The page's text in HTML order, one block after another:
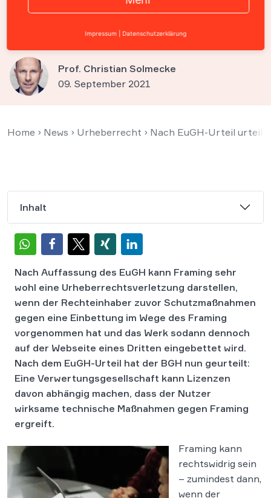
können Schutz vor Framing
einfordern
Prof. Christian Solmecke
09. September 2021
Home › News › Urheberrecht › Nach EuGH-Urteil
Inhalt
Nach Auffassung des EuGH kann Framing sehr
wohl eine Urheberrechtsverletzung darstellen,
wenn der Rechteinhaber zuvor Schutzmaßnahmen
gegen eine Einbettung im Wege des Framing
vorgenommen hat und das Werk sodann dennoch
auf der Webseite eines Dritten eingebettet wird.
Nach dem EuGH-Urteil hat der BGH nun geurteilt:
Eine Verwertungsgesellschaft kann Lizenzen
davon abhängig machen, dass der Nutzer
wirksame technische Maßnahmen gegen Framing
ergreift.
Framing kann
rechtswidrig sein
– zumindest dann,
wenn der
Impressum Datenschutzerklärung